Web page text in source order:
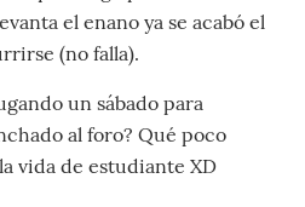
el enano ya se acabó el
(no falla).
un sábado para
al foro? Qué poco
vida de estudiante XD